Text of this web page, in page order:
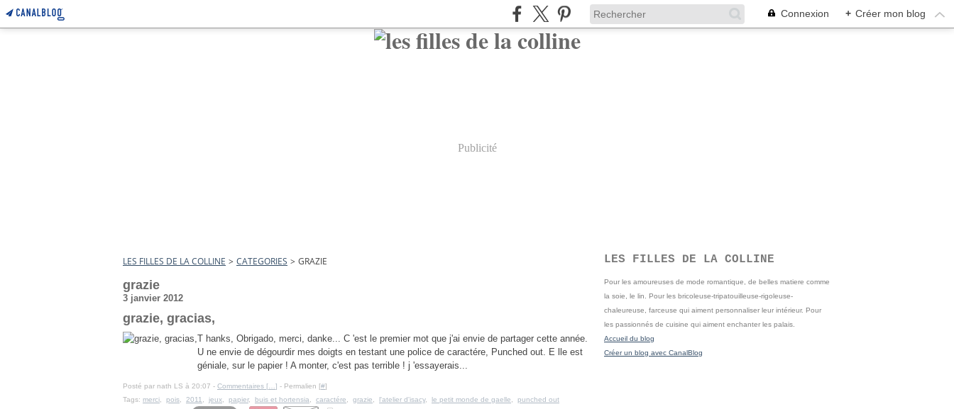
Connexion + Créer mon blog
Publicité
LES FILLES DE LA COLLINE > CATEGORIES > GRAZIE
grazie
3 janvier 2012
grazie, gracias,
T hanks, Obrigado, merci, danke... C 'est le premier mot que j'ai envie de partager cette année.
U ne envie de dégourdir mes doigts en testant une police de caractére, Punched out. E lle est
géniale, sur le papier ! A monter, c'est pas terrible ! j 'essayerais...
Posté par nath LS à 20:07 - Commentaires [ ] - Permalien [#]
Tags: merci pois 2011 jeux papier, buis et hortensia caractére grazie l'atelier d'isacy, le petit monde de gaelle punched out
LES FILLES DE LA COLLINE
Pour les amoureuses de mode romantique, de belles matiere comme
la soie, le lin. Pour les bricoleuse-tripatouilleuse-rigoleuse-
chaleureuse, farceuse qui aiment personnaliser leur intérieur. Pour
les passionnés de cuisine qui aiment enchanter les palais.
Accueil du blog
Créer un blog avec CanalBlog